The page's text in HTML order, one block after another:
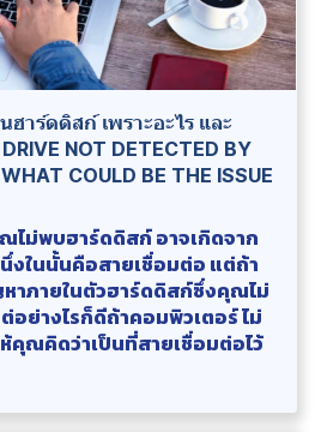
าร์ดดิสก์ เพราะอะไร และ
NOT DETECTED BY
COULD BE THE ISSUE
ไม่พบฮาร์ดดิสก์ อาจเกิดจาก
งในนั้นคือสายเชื่อมต่อ แต่ถ้า
าภายในตัวฮาร์ดดิสก์ซึ่งคุณไม่
อย่างไรก็ดีถ้าคอมพิวเตอร์ ไม่
คุณคิดว่าเป็นที่สายเชื่อมต่อไว้